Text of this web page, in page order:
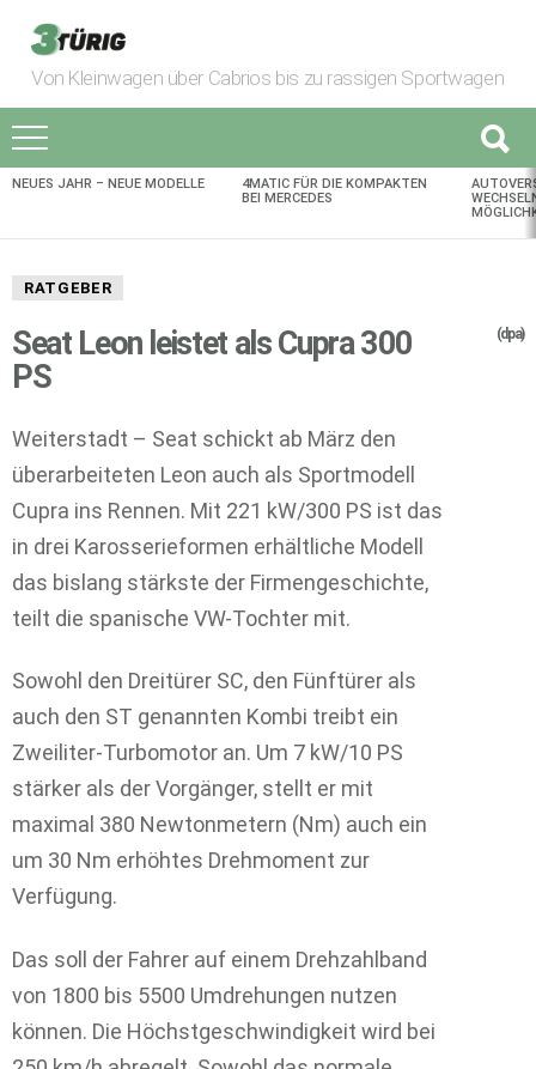
Von Kleinwagen über Cabrios bis zu rassigen Sportwagen
AKTUELLES
NEUES JAHR – NEUE MODELLE
4MATIC FÜR DIE KOMPAKTEN
BEI MERCEDES
RATGEBER
Seat Leon leistet als Cupra 300
PS
(dpa)
Weiterstadt – Seat schickt ab März den
überarbeiteten Leon auch als Sportmodell
Cupra ins Rennen. Mit 221 kW/300 PS ist das
in drei Karosserieformen erhältliche Modell
das bislang stärkste der Firmengeschichte,
teilt die spanische VW-Tochter mit.
Sowohl den Dreitürer SC, den Fünftürer als
auch den ST genannten Kombi treibt ein
Zweiliter-Turbomotor an. Um 7 kW/10 PS
stärker als der Vorgänger, stellt er mit
maximal 380 Newtonmetern (Nm) auch ein
um 30 Nm erhöhtes Drehmoment zur
Verfügung.
Das soll der Fahrer auf einem Drehzahlband
von 1800 bis 5500 Umdrehungen nutzen
können. Die Höchstgeschwindigkeit wird bei